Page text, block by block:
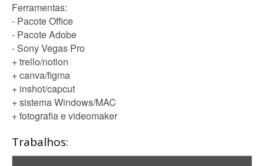
Ferramentas:
- Pacote Office
- Pacote Adobe
- Sony Vegas Pro
+ trello/notion
+ canva/figma
+ inshot/capcut
+ sistema Windows/MAC
+ fotografia e videomaker
Trabalhos: